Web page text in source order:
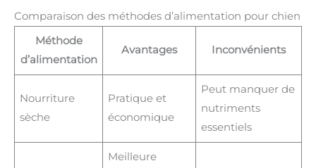
Comparaison des méthodes d’alimentation pour chien
Méthode
d’alimentation
Avantages Inconvénients
Nourriture
sèche
Pratique et
économique
Peut manquer de
nutriments
essentiels
Meilleure